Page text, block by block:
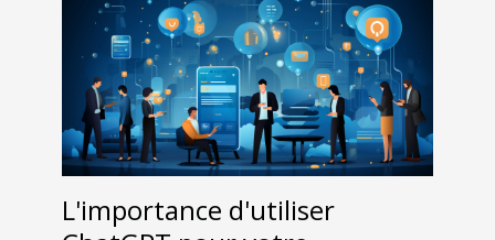
L'importance d'utiliser